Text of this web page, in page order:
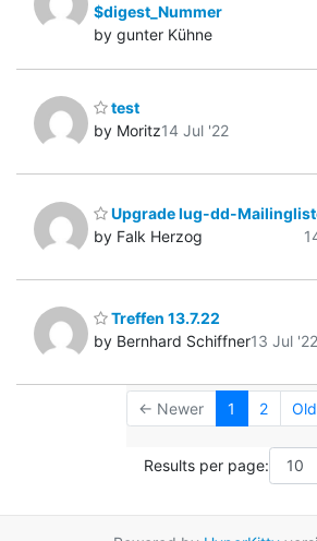
$digest_Nummer
by gunter Kühne
test
by Moritz14 Jul '22
Upgrade lug-dd-
by Falk Herzog
Treffen 13.7.22
by Bernhard Schiffner13 Jul '22
← Newer 1 2
Results per page: